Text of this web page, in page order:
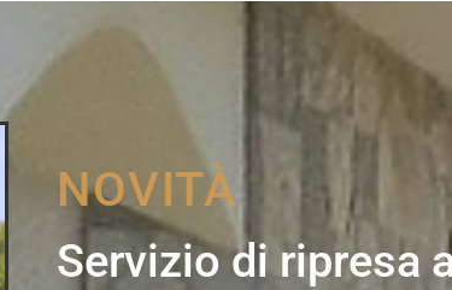
NOVITÀ
Servizio di ripresa